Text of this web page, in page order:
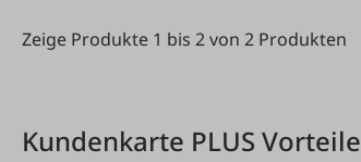
Zeige Produkte 1 bis 2 von 2 Produkten
Kundenkarte PLUS Vorteile